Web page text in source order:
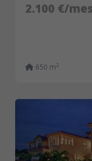
2.100 €/mes
650 m2